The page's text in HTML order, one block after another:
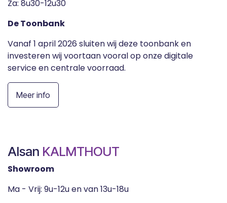
Za: 8u30-12u30
De Toonbank
Vanaf 1 april 2026 sluiten wij deze toonbank en
investeren wij voortaan vooral op onze digitale
service en centrale voorraad.​
Meer info
Alsan KALMTHOUT
Showroom
Ma - Vrij: 9u-12u en van 13u-18u